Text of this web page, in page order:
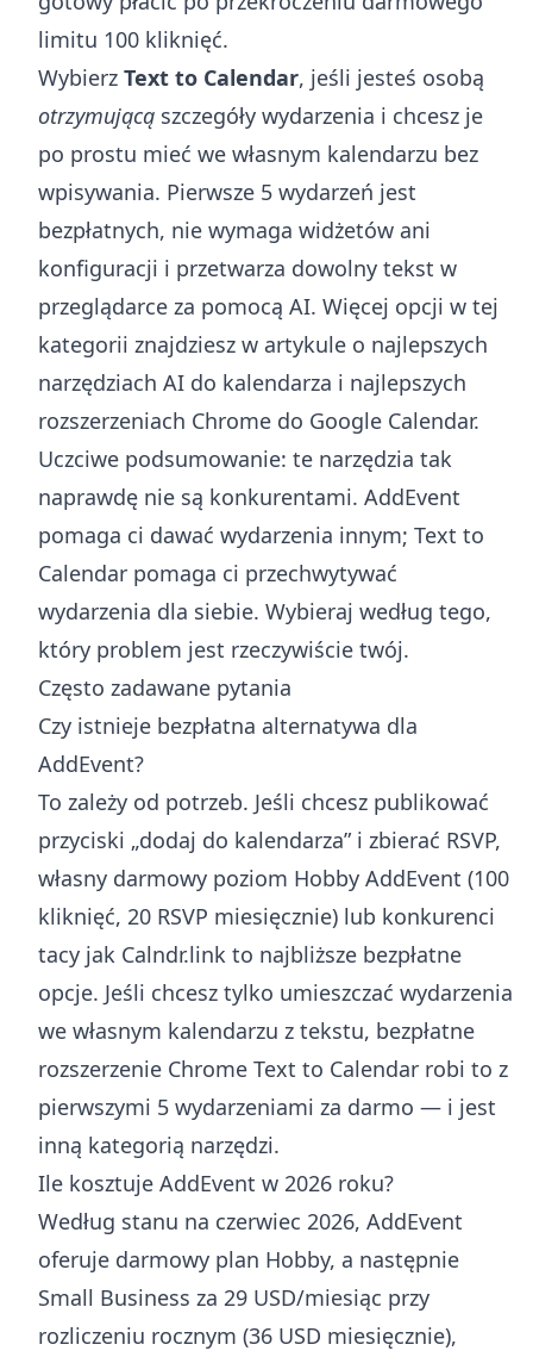
limitu 100 kliknięć.
Wybierz Text to Calendar, jeśli jesteś osobą
otrzymującą szczegóły wydarzenia i chcesz je
po prostu mieć we własnym kalendarzu bez
wpisywania. Pierwsze 5 wydarzeń jest
bezpłatnych, nie wymaga widżetów ani
konfiguracji i przetwarza dowolny tekst w
przeglądarce za pomocą AI. Więcej opcji w tej
kategorii znajdziesz w artykule o najlepszych
narzędziach AI do kalendarza i najlepszych
rozszerzeniach Chrome do Google Calendar.
Uczciwe podsumowanie: te narzędzia tak
naprawdę nie są konkurentami. AddEvent
pomaga ci dawać wydarzenia innym; Text to
Calendar pomaga ci przechwytywać
wydarzenia dla siebie. Wybieraj według tego,
który problem jest rzeczywiście twój.
Często zadawane pytania
Czy istnieje bezpłatna alternatywa dla
AddEvent?
To zależy od potrzeb. Jeśli chcesz publikować
przyciski „dodaj do kalendarza” i zbierać RSVP,
własny darmowy poziom Hobby AddEvent (100
kliknięć, 20 RSVP miesięcznie) lub konkurenci
tacy jak Calndr.link to najbliższe bezpłatne
opcje. Jeśli chcesz tylko umieszczać wydarzenia
we własnym kalendarzu z tekstu, bezpłatne
rozszerzenie Chrome Text to Calendar robi to z
pierwszymi 5 wydarzeniami za darmo — i jest
inną kategorią narzędzi.
Ile kosztuje AddEvent w 2026 roku?
Według stanu na czerwiec 2026, AddEvent
oferuje darmowy plan Hobby, a następnie
Small Business za 29 USD/miesiąc przy
rozliczeniu rocznym (36 USD miesięcznie),